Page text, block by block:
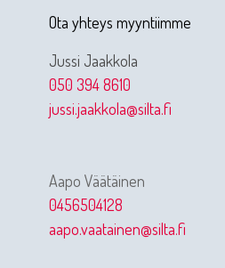
Ota yhteys myyntiimme
Jussi Jaakkola
050 394 8610
jussi.jaakkola@silta.fi
Aapo Väätäinen
0456504128
aapo.vaatainen@silta.fi